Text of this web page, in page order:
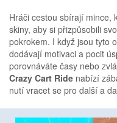
Hráči cestou sbírají mince,
skiny, aby si přizpůsobili
pokrokem. I když jsou tyto
dodávají motivaci a pocit
porovnáváte časy nebo
Crazy Cart Ride nabízí
nutí vracet se pro další a